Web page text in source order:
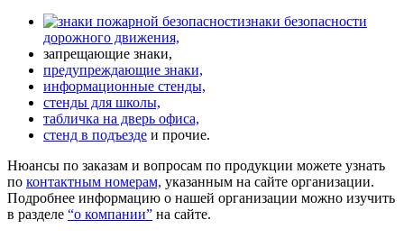
знаки безопасности
дорожного движения,
запрещающие знаки,
предупреждающие знаки,
информационные стенды,
стенды для школы,
табличка на дверь офиса,
стенд в подъезде и прочие.
Нюансы по заказам и вопросам по продукции можете узнать
по контактным номерам, указанным на сайте организации.
Подробнее информацию о нашей организации можно изучить
в разделе “о компании” на сайте.